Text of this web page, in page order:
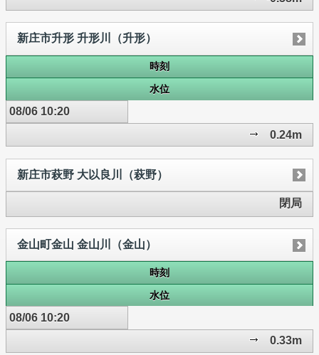
新庄市升形 升形川（升形）
時刻
水位
08/06 10:20
0.24m
新庄市萩野 大以良川（萩野）
閉局
金山町金山 金山川（金山）
時刻
水位
08/06 10:20
0.33m